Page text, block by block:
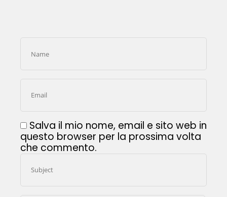
Salva il mio nome, email e sito web in
questo browser per la prossima volta
che commento.